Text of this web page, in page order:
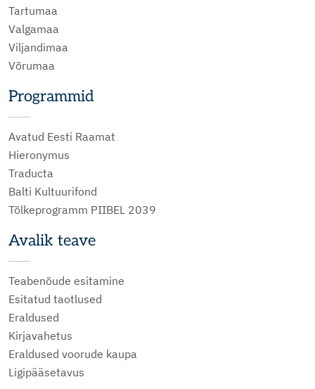
Tartumaa
Valgamaa
Viljandimaa
Võrumaa
Programmid
Avatud Eesti Raamat
Hieronymus
Traducta
Balti Kultuurifond
Tõlkeprogramm PIIBEL 2039
Avalik teave
Teabenõude esitamine
Esitatud taotlused
Eraldused
Kirjavahetus
Eraldused voorude kaupa
Ligipääsetavus